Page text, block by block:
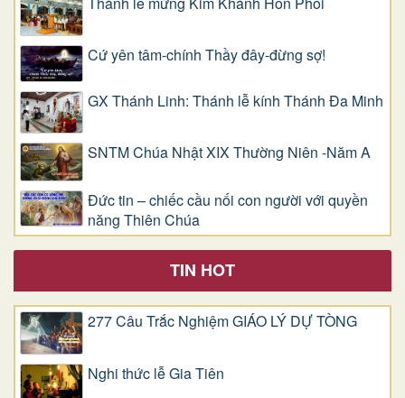
Cứ yên tâm-chính Thầy đây-đừng sợ!
GX Thánh Linh: Thánh lễ kính Thánh Đa Minh
SNTM Chúa Nhật XIX Thường Niên -Năm A
Đức tin – chiếc cầu nối con người với quyền
năng Thiên Chúa
TIN HOT
277 Câu Trắc Nghiệm GIÁO LÝ DỰ TÒNG
Nghi thức lễ Gia Tiên